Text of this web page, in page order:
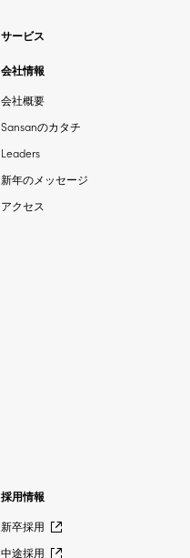
サービス
会社情報
会社概要
Sansanのカタチ
Leaders
新年のメッセージ
アクセス
採用情報
新卒採用
中途採用